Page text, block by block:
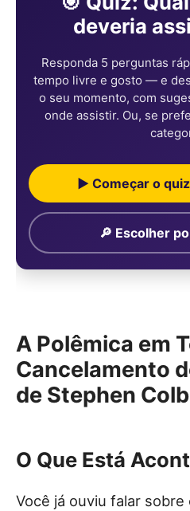
deveria
Responda 5 perguntas
tempo livre e gosto — e
o seu momento, com
onde assistir. Ou, se
▶ Começar o
🔎 Escolher
A Polêmica em
Cancelamento
de Stephen
O Que Está
Você já ouviu falar